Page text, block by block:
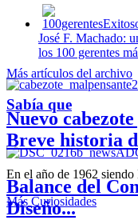
José F. Machado:
los 100 gerentes
Nuevo
Balance del
Diseño...
Más artículos del archivo
Sabía que
Breve historia
En el año de 1962
Más Curiosidades